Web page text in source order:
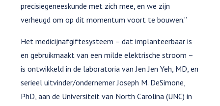
precisiegeneeskunde met zich mee, en we zijn
verheugd om op dit momentum voort te bouwen.”
Het medicijnafgiftesysteem – dat implanteerbaar is
en gebruikmaakt van een milde elektrische stroom –
is ontwikkeld in de laboratoria van Jen Jen Yeh, MD, en
serieel uitvinder/ondernemer Joseph M. DeSimone,
PhD, aan de Universiteit van North Carolina (UNC) in